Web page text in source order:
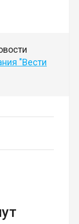
"Вести